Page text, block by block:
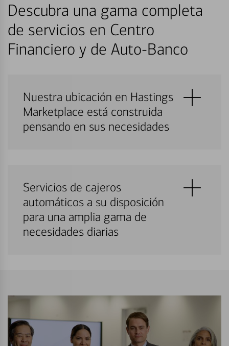
Descubra una gama completa
de servicios en Centro
Financiero y de Auto-Banco
Nuestra ubicación en Hastings
Marketplace está construida
pensando en sus necesidades
Servicios de cajeros
automáticos a su disposición
para una amplia gama de
necesidades diarias